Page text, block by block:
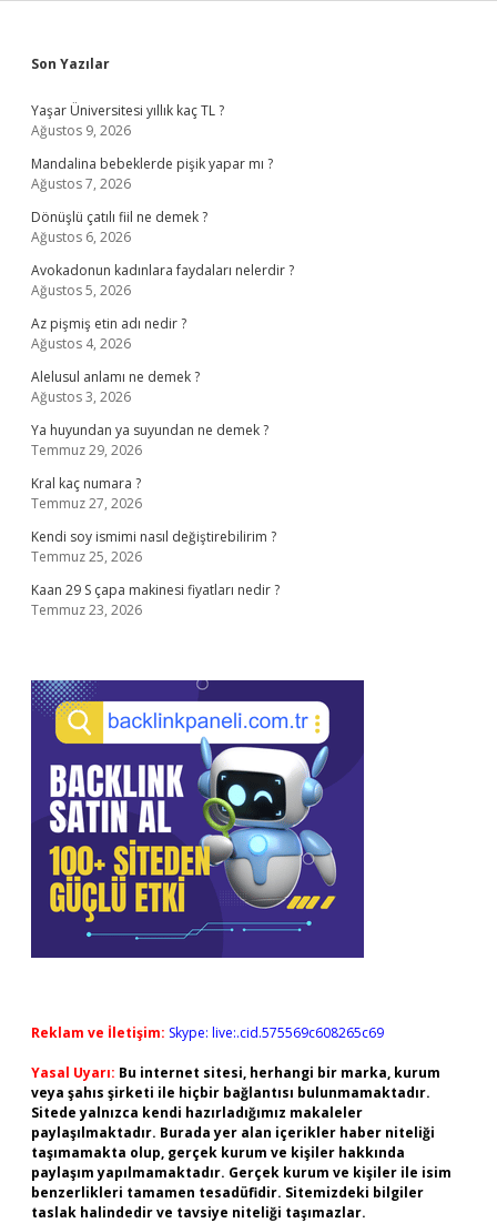
Sidebar
Son Yazılar
Yaşar Üniversitesi yıllık kaç TL ?
Ağustos 9, 2026
Mandalina bebeklerde pişik yapar mı ?
Ağustos 7, 2026
Dönüşlü çatılı fiil ne demek ?
Ağustos 6, 2026
Avokadonun kadınlara faydaları nelerdir ?
Ağustos 5, 2026
Az pişmiş etin adı nedir ?
Ağustos 4, 2026
Alelusul anlamı ne demek ?
Ağustos 3, 2026
Ya huyundan ya suyundan ne demek ?
Temmuz 29, 2026
Kral kaç numara ?
Temmuz 27, 2026
Kendi soy ismimi nasıl değiştirebilirim ?
Temmuz 25, 2026
Kaan 29 S çapa makinesi fiyatları nedir ?
Temmuz 23, 2026
Reklam ve İletişim: Skype: live:.cid.575569c608265c69
Yasal Uyarı: Bu internet sitesi, herhangi bir marka, kurum
veya şahıs şirketi ile hiçbir bağlantısı bulunmamaktadır.
Sitede yalnızca kendi hazırladığımız makaleler
paylaşılmaktadır. Burada yer alan içerikler haber niteliği
taşımamakta olup, gerçek kurum ve kişiler hakkında
paylaşım yapılmamaktadır. Gerçek kurum ve kişiler ile isim
benzerlikleri tamamen tesadüfidir. Sitemizdeki bilgiler
taslak halindedir ve tavsiye niteliği taşımazlar.